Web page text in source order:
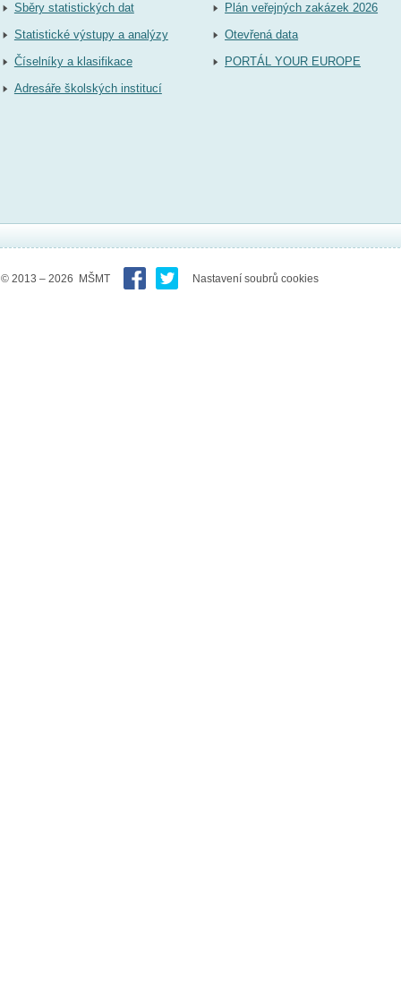
Sběry statistických dat
Statistické výstupy a analýzy
Číselníky a klasifikace
Adresáře školských institucí
Plán veřejných zakázek 2026
Otevřená data
PORTÁL YOUR EUROPE
© 2013 – 2026 MŠMT Nastavení soubrů cookies